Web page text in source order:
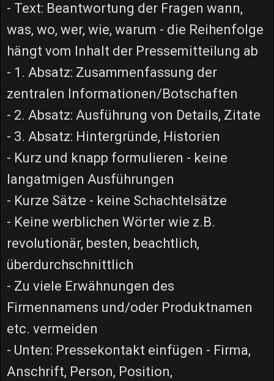
- Text: Beantwortung der Fragen wann,
was, wo, wer, wie, warum - die Reihenfolge
hängt vom Inhalt der Pressemitteilung ab
- 1. Absatz: Zusammenfassung der
zentralen Informationen/Botschaften
- 2. Absatz: Ausführung von Details, Zitate
- 3. Absatz: Hintergründe, Historien
- Kurz und knapp formulieren - keine
langatmigen Ausführungen
- Kurze Sätze - keine Schachtelsätze
- Keine werblichen Wörter wie z.B.
revolutionär, besten, beachtlich,
überdurchschnittlich
- Zu viele Erwähnungen des
Firmennamens und/oder Produktnamen
etc. vermeiden
- Unten: Pressekontakt einfügen - Firma,
Anschrift, Person, Position,